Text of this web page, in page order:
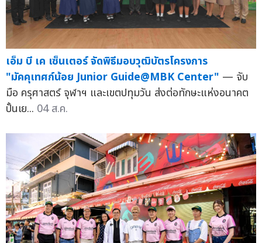
เอ็ม บี เค เซ็นเตอร์ จัดพิธีมอบวุฒิบัตรโครงการ
"มัคคุเทศก์น้อย Junior Guide@MBK Center" — จับ
มือ ครุศาสตร์ จุฬาฯ และเขตปทุมวัน ส่งต่อทักษะแห่งอนาคต
ปั้นเย... 04 ส.ค.